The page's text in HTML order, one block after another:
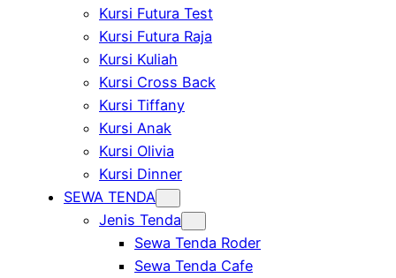
Kursi Futura Test
Kursi Futura Raja
Kursi Kuliah
Kursi Cross Back
Kursi Tiffany
Kursi Anak
Kursi Olivia
Kursi Dinner
SEWA TENDA
Jenis Tenda
Sewa Tenda Roder
Sewa Tenda Cafe